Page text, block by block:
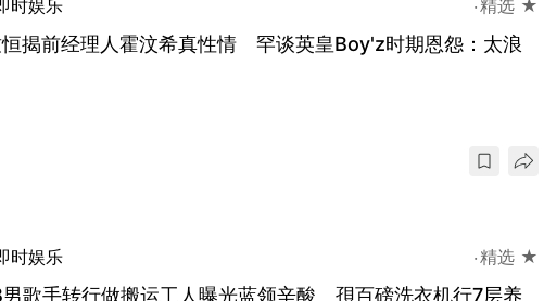
时娱乐 精选 ★
揭前经理人霍汶希真性情 罕谈英皇Boy'z时期恩怨：太浪
时娱乐 精选 ★
歌手转行做搬运工人曝光蓝领辛酸 孭百磅洗衣机行7层养